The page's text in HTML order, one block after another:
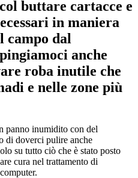
buttare cartacce e
in maniera
campo dal
anche
roba inutile che
e nelle zone più
panno inumidito con del
di doverci pulire anche
su tutto ciò che è stato posto
cura nel trattamento di